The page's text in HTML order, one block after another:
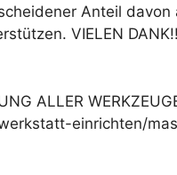
Anteil davon
VIELEN DANK!!
ALLER
einrichten/